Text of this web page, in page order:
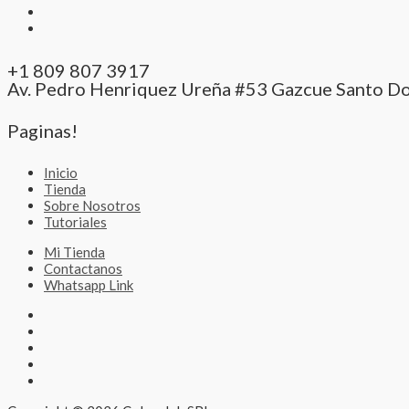
+1 809 807 3917
Av. Pedro Henriquez Ureña #53 Gazcue Santo
Paginas!
Inicio
Tienda
Sobre Nosotros
Tutoriales
Mi Tienda
Contactanos
Whatsapp Link